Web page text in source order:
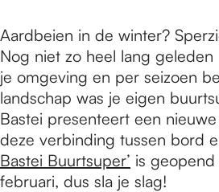
Aardbeien in de winter?
Nog niet zo heel lang
je omgeving en per seizoen
landschap was je eigen
Bastei presenteert een
deze verbinding tussen bord
Bastei Buurtsuper’ is geopend
februari, dus sla je slag!